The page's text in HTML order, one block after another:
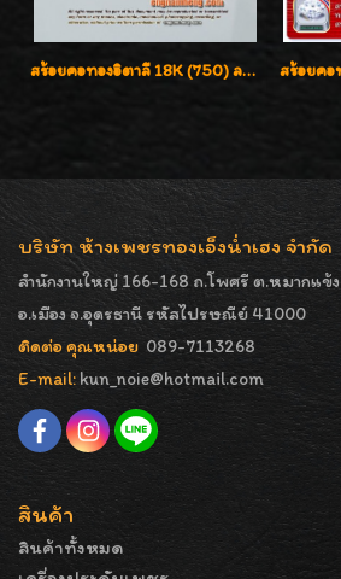
สร้อยคอทองอิตาลี 18K (750) ลายยินตันแกะมูนคัดสวย ลายนี้เงามากๆค่ะ ใส่ทนแข็งแรง
บริษัท ห้างเพชรทองเอ็งน่ำเฮง จำกัด
สำนักงานใหญ่ 166-168 ถ.โพศรี ต.หมากแข้ง
อ.เมือง จ.อุดรธานี รหัสไปรษณีย์ 41000
ติดต่อ คุณหน่อย 089-7113268
E-mail: kun_noie@hotmail.com
สินค้า
สินค้าทั้งหมด